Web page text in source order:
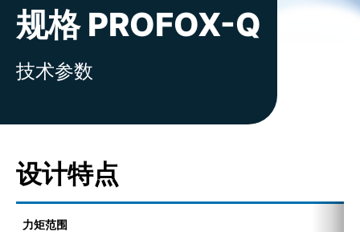
联系我们
规格 PROFOX-Q
技术参数
设计特点
力矩范围